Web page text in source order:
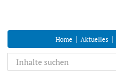
Home | Aktuelles |